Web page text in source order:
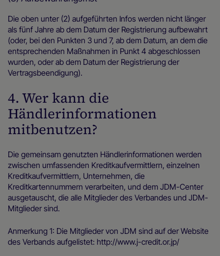
Die oben unter (2) aufgeführten Infos werden nicht länger
als fünf Jahre ab dem Datum der Registrierung aufbewahrt
(oder, bei den Punkten 3 und 7, ab dem Datum, an dem die
entsprechenden Maßnahmen in Punkt 4 abgeschlossen
wurden, oder ab dem Datum der Registrierung der
Vertragsbeendigung).
4. Wer kann die
Händlerinformationen
mitbenutzen?
Die gemeinsam genutzten Händlerinformationen werden
zwischen umfassenden Kreditkaufvermittlern, einzelnen
Kreditkaufvermittlern, Unternehmen, die
Kreditkartennummern verarbeiten, und dem JDM-Center
ausgetauscht, die alle Mitglieder des Verbandes und JDM-
Mitglieder sind.
Anmerkung 1: Die Mitglieder von JDM sind auf der Website
des Verbands aufgelistet: http://www.j-credit.or.jp/